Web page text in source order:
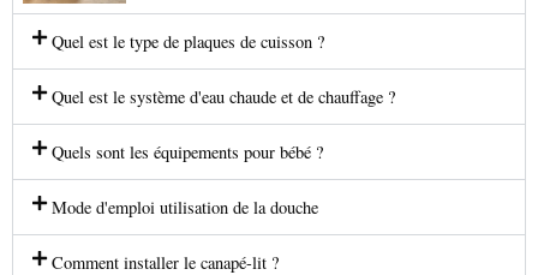
Quel est le type de plaques de cuisson ?
Quel est le système d'eau chaude et de chauffage ?
Quels sont les équipements pour bébé ?
Mode d'emploi utilisation de la douche
Comment installer le canapé-lit ?